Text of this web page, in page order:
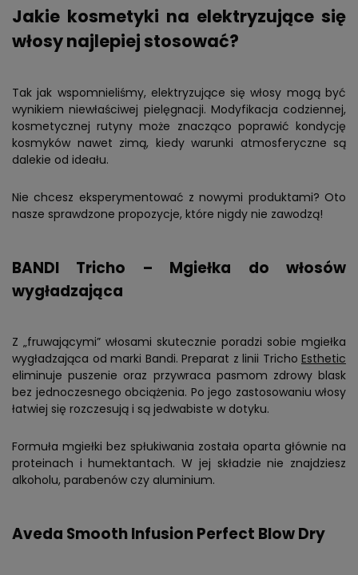
Jakie kosmetyki na elektryzujące się
włosy najlepiej stosować?
Tak jak wspomnieliśmy, elektryzujące się włosy mogą być
wynikiem niewłaściwej pielęgnacji. Modyfikacja codziennej,
kosmetycznej rutyny może znacząco poprawić kondycję
kosmyków nawet zimą, kiedy warunki atmosferyczne są
dalekie od ideału.
Nie chcesz eksperymentować z nowymi produktami? Oto
nasze sprawdzone propozycje, które nigdy nie zawodzą!
BANDI Tricho – Mgiełka do włosów
wygładzająca
Z „fruwającymi” włosami skutecznie poradzi sobie mgiełka
wygładzająca od marki Bandi. Preparat z linii Tricho Esthetic
eliminuje puszenie oraz przywraca pasmom zdrowy blask
bez jednoczesnego obciążenia. Po jego zastosowaniu włosy
łatwiej się rozczesują i są jedwabiste w dotyku.
Formuła mgiełki bez spłukiwania została oparta głównie na
proteinach i humektantach. W jej składzie nie znajdziesz
alkoholu, parabenów czy aluminium.
Aveda Smooth Infusion Perfect Blow Dry